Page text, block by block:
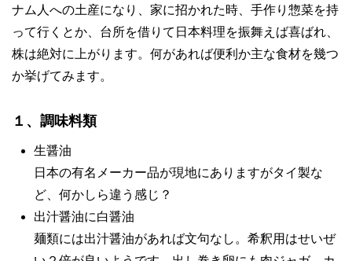
ナム人への土産になり、家に招かれた時、手作り惣菜を持
って行くとか、台所を借りて日本料理を振舞えば喜ばれ、
株は絶対に上がります。何があれば便利か主な食材を幾つ
か挙げてみます。
１、調味料類
生醤油
日本の有名メーカー品が現地にありますがタイ製な
ど、何かしら違う感じ？
出汁醤油に白醤油
麺類には出汁醤油があれば文句なし。希釈用はせいぜ